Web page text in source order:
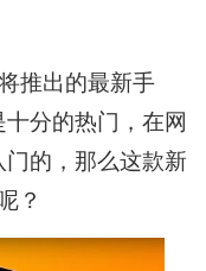
推出的最新手
分的热门，在网
的，那么这款新
？